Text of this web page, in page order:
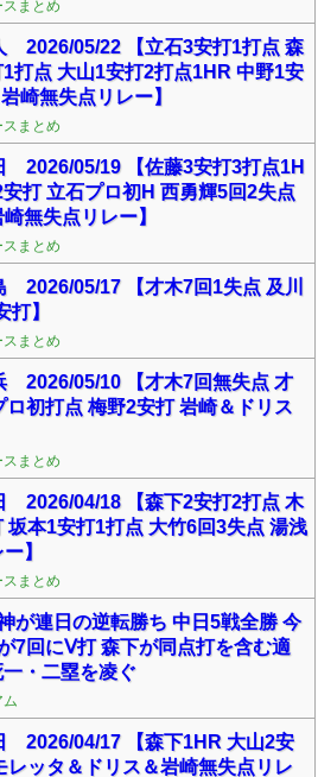
まとめ
2026/05/22 【立石3安打1打点 森
打点 大山1安打2打点1HR 中野1安
崎無失点リレー】
まとめ
2026/05/19 【佐藤3安打3打点1H
打 立石プロ初H 西勇輝5回2失点
無失点リレー】
まとめ
2026/05/17 【才木7回1失点 及川
打】
まとめ
2026/05/10 【才木7回無失点 才
初打点 梅野2安打 岩崎＆ドリス
まとめ
2026/04/18 【森下2安打2打点 木
坂本1安打1打点 大竹6回3失点 湯浅
】
まとめ
が連日の逆転勝ち 中日5戦全勝 今
7回にⅤ打 森下が同点打を含む適
・二塁を凌ぐ
ム
2026/04/17 【森下1HR 大山2安
レッタ＆ドリス＆岩崎無失点リレ